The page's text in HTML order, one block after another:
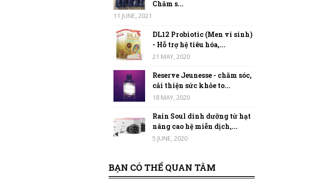
Chăm s...
11 JUNE, 2021
DL12 Probiotic (Men vi sinh)
- Hỗ trợ hệ tiêu hóa,...
21 MAY, 2020
Reserve Jeunesse - chăm sóc,
cải thiện sức khỏe to...
18 MAY, 2020
Rain Soul dinh dưỡng từ hạt
nâng cao hệ miễn dịch,...
5 JUNE, 2020
BẠN CÓ THỂ QUAN TÂM